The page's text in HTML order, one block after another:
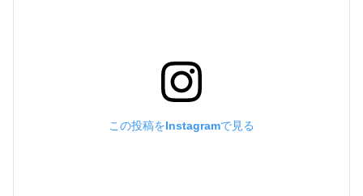
この投稿をInstagramで見る